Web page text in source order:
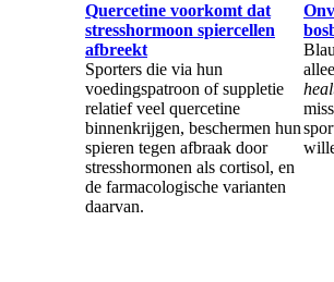
Quercetine voorkomt dat
stresshormoon spiercellen
afbreekt
Sporters die via hun
voedingspatroon of suppletie
relatief veel quercetine
binnenkrijgen, beschermen hun
spieren tegen afbraak door
stresshormonen als cortisol, en
de farmacologische varianten
daarvan.